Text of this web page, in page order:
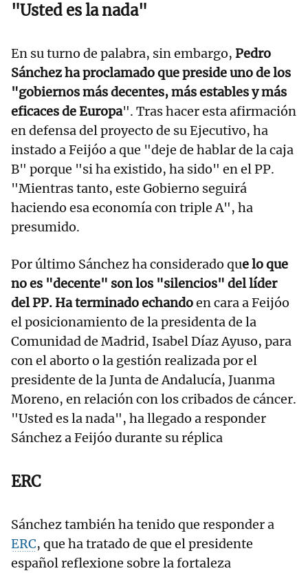
"Usted es la nada"
En su turno de palabra, sin embargo, Pedro
Sánchez ha proclamado que preside uno de los
"gobiernos más decentes, más estables y más
eficaces de Europa". Tras hacer esta afirmación
en defensa del proyecto de su Ejecutivo, ha
instado a Feijóo a que "deje de hablar de la caja
B" porque "si ha existido, ha sido" en el PP.
"Mientras tanto, este Gobierno seguirá
haciendo esa economía con triple A", ha
presumido.
Por último Sánchez ha considerado que lo que
no es "decente" son los "silencios" del líder
del PP. Ha terminado echandoen cara a Feijóo
el posicionamiento de la presidenta de la
Comunidad de Madrid, Isabel Díaz Ayuso, para
con el aborto o la gestión realizada por el
presidente de la Junta de Andalucía, Juanma
Moreno, en relación con los cribados de cáncer.
"Usted es la nada", ha llegado a responder
Sánchez a Feijóo durante su réplica
ERC
Sánchez también ha tenido que responder a
ERC, que ha tratado de que el presidente
español reflexione sobre la fortaleza